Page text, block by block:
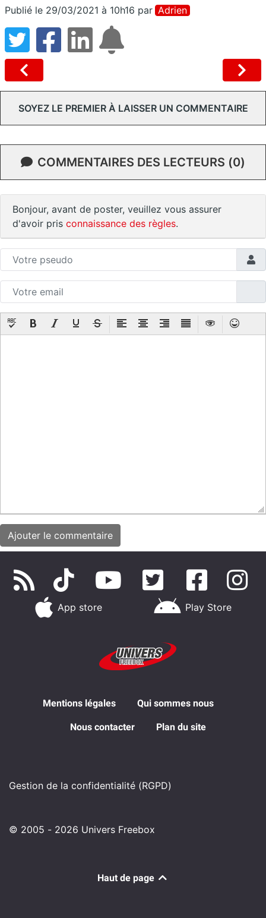
Publié le 29/03/2021 à 10h16 par Adrien
SOYEZ LE PREMIER À LAISSER UN COMMENTAIRE
COMMENTAIRES DES LECTEURS (0)
Bonjour, avant de poster, veuillez vous assurer
d'avoir pris connaissance des règles.
App store Play Store
Mentions légales Qui sommes nous
Nous contacter Plan du site
Gestion de la confidentialité (RGPD)
© 2005 - 2026 Univers Freebox
Haut de page